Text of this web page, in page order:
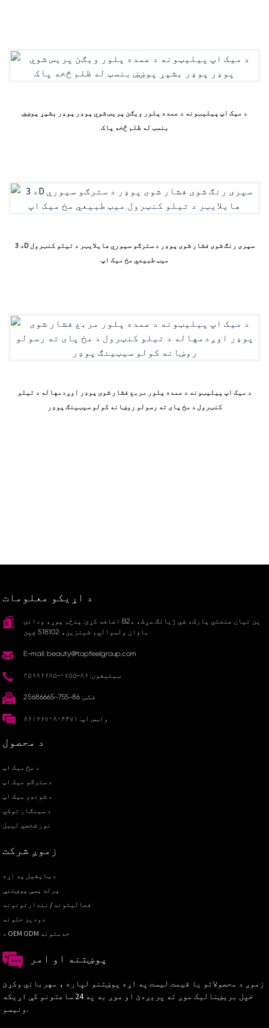
د میک اپ پیلیټونه د عمده پلور ویګن پریس شوي پوډر پوډر بشپړ پوښښ
بنسټ له ظلم څخه پاک
د 3D سپری رنګ شوی فشار شوی پوډر د سترګو سیوري هایلایټر د تیلو کنټرول
میټ طبیعي مخ میک اپ
د میک اپ پیلیټونه د عمده پلور مربع فشار شوی پوډر اوږدمهاله د تیلو
کنټرول د مخ پای ته رسولو روښانه کولو سیټینګ پوډر
د اړیکو معلومات
اضافه کړئ: پنځم پوړ، ودانۍ B2، ین تیان صنعتي پارک، شي ژیانګ سړک،
باؤان ولسوالي، شینزین، 518102 چین
E-mail: beauty@topfeelgroup.com
ټیلیفون: ۸۶-۰۷۵۵-۲۵۶۸۶۶۸۵
فکس: 86-755-25686665
واټس اپ: ۸۶۱۶۶۷۰۸۰۴۴۷۱
د محصول
د مخ میک اپ
د سترګو میک اپ
د شونډو میک اپ
د سينګار توکي
نور شخصي لیبل
زموږ شرکت
د ټاپفیل په اړه
پرله پسې پوښتنې
فعالیتونه / نندارتونونه
دودیز حلونه
د OEM ODM خدمتونه
پوښتنه او امر
زموږ د محصولاتو یا قیمت لیست په اړه پوښتنو لپاره ، مهرباني وکړئ
خپل بریښنالیک موږ ته پریږدئ او موږ به په 24 ساعتونو کې اړیکه
ونیسو.